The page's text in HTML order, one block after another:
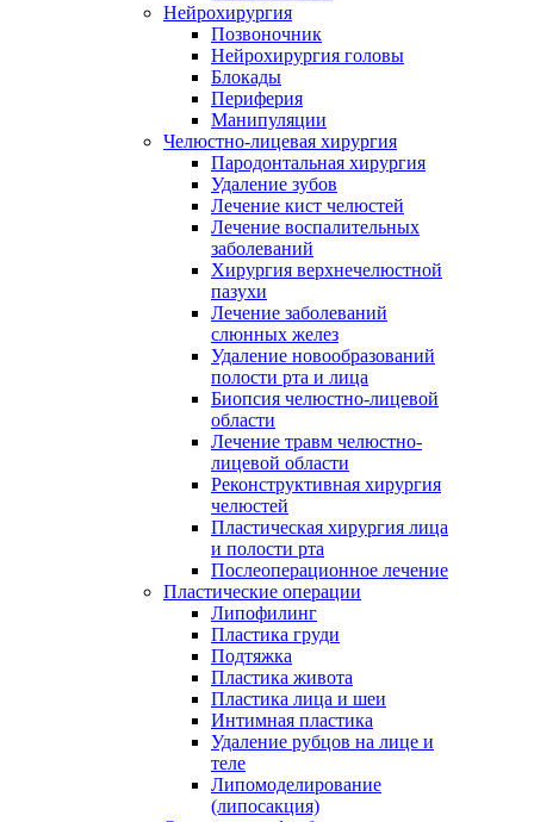
Нейрохирургия
Позвоночник
Нейрохирургия головы
Блокады
Периферия
Манипуляции
Челюстно-лицевая хирургия
Пародонтальная хирургия
Удаление зубов
Лечение кист челюстей
Лечение воспалительных
заболеваний
Хирургия верхнечелюстной
пазухи
Лечение заболеваний
слюнных желез
Удаление новообразований
полости рта и лица
Биопсия челюстно-лицевой
области
Лечение травм челюстно-
лицевой области
Реконструктивная хирургия
челюстей
Пластическая хирургия лица
и полости рта
Послеоперационное лечение
Пластические операции
Липофилинг
Пластика груди
Подтяжка
Пластика живота
Пластика лица и шеи
Интимная пластика
Удаление рубцов на лице и
теле
Липомоделирование
(липосакция)